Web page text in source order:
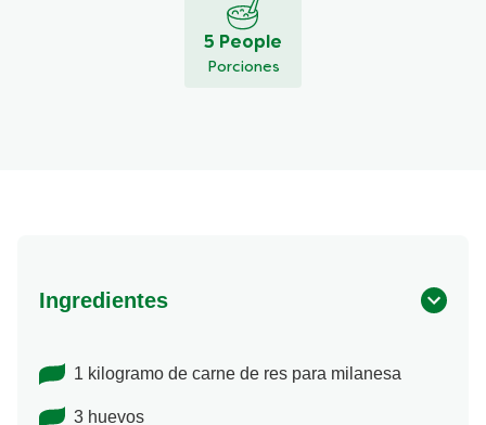
5 People
Porciones
Ingredientes
1 kilogramo de carne de res para milanesa
3 huevos